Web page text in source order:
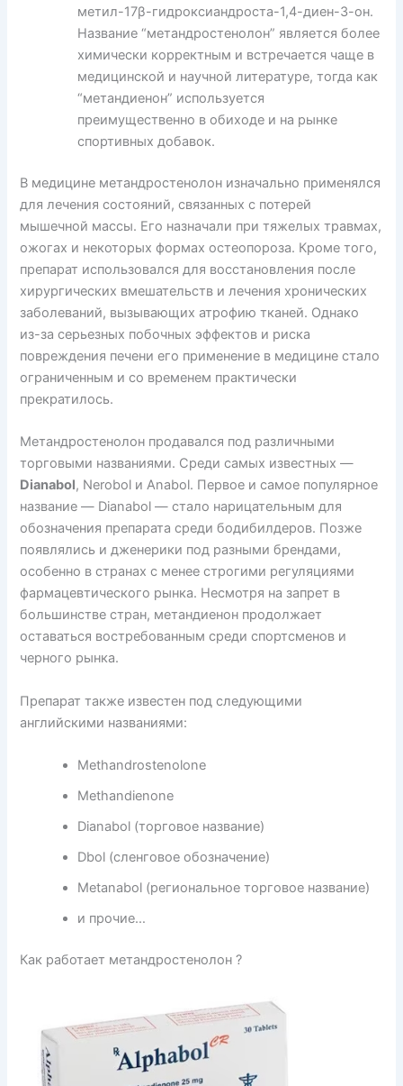
метил-17β-гидроксиандроста-1,4-диен-3-он.
Название “метандростенолон” является более
химически корректным и встречается чаще в
медицинской и научной литературе, тогда как
“метандиенон” используется
преимущественно в обиходе и на рынке
спортивных добавок.
В медицине метандростенолон изначально применялся
для лечения состояний, связанных с потерей
мышечной массы. Его назначали при тяжелых травмах,
ожогах и некоторых формах остеопороза. Кроме того,
препарат использовался для восстановления после
хирургических вмешательств и лечения хронических
заболеваний, вызывающих атрофию тканей. Однако
из-за серьезных побочных эффектов и риска
повреждения печени его применение в медицине стало
ограниченным и со временем практически
прекратилось.
Метандростенолон продавался под различными
торговыми названиями. Среди самых известных —
Dianabol, Nerobol и Anabol. Первое и самое популярное
название — Dianabol — стало нарицательным для
обозначения препарата среди бодибилдеров. Позже
появлялись и дженерики под разными брендами,
особенно в странах с менее строгими регуляциями
фармацевтического рынка. Несмотря на запрет в
большинстве стран, метандиенон продолжает
оставаться востребованным среди спортсменов и
черного рынка.
Препарат также известен под следующими
английскими названиями:
Methandrostenolone
Methandienone
Dianabol (торговое название)
Dbol (сленговое обозначение)
Metanabol (региональное торговое название)
и прочие…
Как работает метандростенолон ?